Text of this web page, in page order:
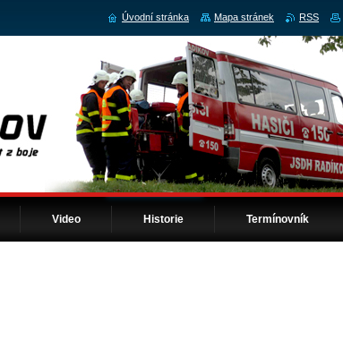
Video Historie Termínovník
Úvodní stránka Mapa stránek RSS